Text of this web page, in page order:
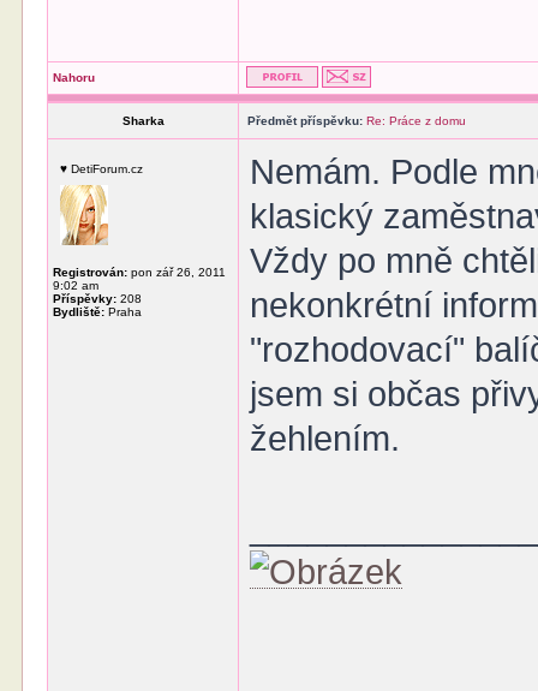
Nahoru
Sharka Předmět příspěvku: Re: Práce z domu
♥ DetiForum.cz
Registrován: pon zář 26, 2011
9:02 am
Příspěvky: 208
Bydliště: Praha
Nemám. Podle
klasický
Vždy po mně
nekonkrétní
"rozhodovací"
jsem si občas
žehlením.